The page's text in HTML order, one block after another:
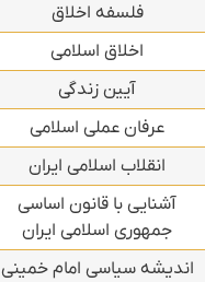
فلسفه اخلاق
اخلاق اسلامی
آیین زندگی
عرفان عملی اسلامی
انقلاب اسلامی ایران
آشنایی با قانون اساسی
جمهوری اسلامی ایران
اندیشه سیاسی امام خمینی